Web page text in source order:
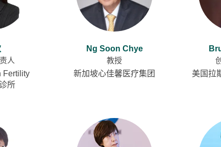
人
Fertility
所
Ng Soon Chye
教授
新加坡心佳馨医疗集团 美国拉